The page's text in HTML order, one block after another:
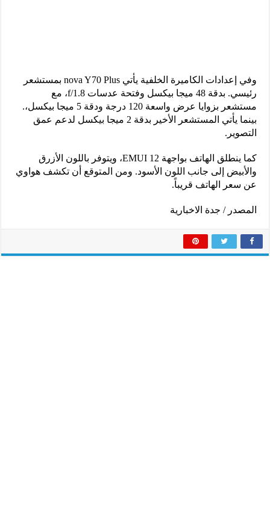
وفي إعدادات الكاميرة الخلفية يأتي nova Y70 Plus بمستشعر
رئيسي. بدقة 48 ميجا بيكسل وفتحة عدسات f/1.8، مع
مستشعر بزوايا عرض واسعة 120 درجة ودقة 5 ميجا بيكسل،.
بينما يأتي المستشعر الأخير بدقة 2 ميجا بيكسل لدعم عمق
التصوير.
كما ينطلق الهاتف بواجهة EMUI 12، ويتوفر باللون الأزرق
والأبيض إلى جانب اللون الأسود. ومن المتوقع أن تكشف هواوي
عن سعر الهاتف قريباً.
المصدر / جدة الاخبارية